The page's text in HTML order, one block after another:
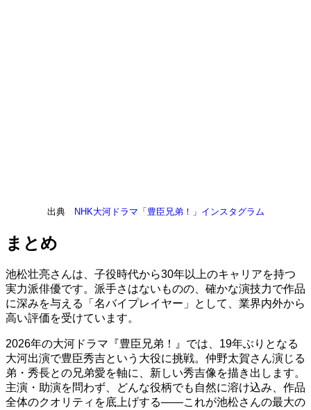
出典 NHK大河ドラマ「豊臣兄弟！」インスタグラム
まとめ
池松壮亮さんは、子役時代から30年以上のキャリアを持つ
実力派俳優です。派手さはないものの、確かな演技力で作品
に深みを与える「名バイプレイヤー」として、業界内外から
高い評価を受けています。
2026年の大河ドラマ『豊臣兄弟！』では、19年ぶりとなる
大河出演で豊臣秀吉という大役に挑戦。仲野太賀さん演じる
弟・秀長との兄弟愛を軸に、新しい秀吉像を描き出します。
主演・助演を問わず、どんな役柄でも自然に溶け込み、作品
全体のクオリティを底上げする——これが池松さんの最大の